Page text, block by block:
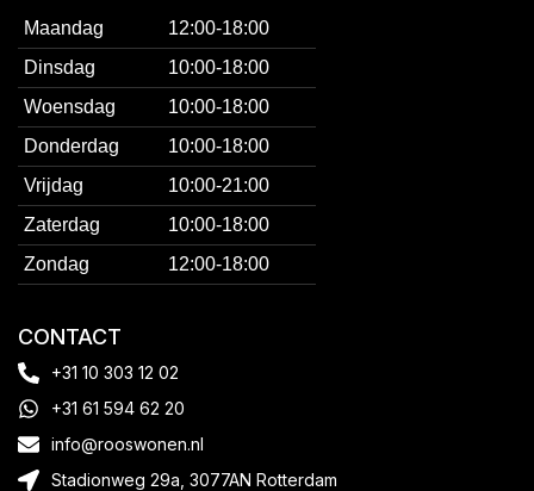
Maandag
12:00-18:00
Dinsdag
10:00-18:00
Woensdag
10:00-18:00
Donderdag
10:00-18:00
Vrijdag
10:00-21:00
Zaterdag
10:00-18:00
Zondag
12:00-18:00
CONTACT
+31 10 303 12 02
+31 61 594 62 20
info@rooswonen.nl
Stadionweg 29a, 3077AN Rotterdam